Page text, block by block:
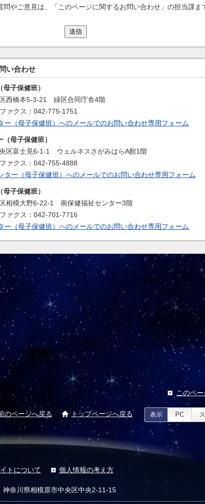
問やご意見は、「このページに関するお問い合わせ」の担当課ま
送信
い合わせ
子保健班）
西橋本5-3-21 緑区合同庁舎4階
ァクス：042-775-1751
ー（母子保健班）へのメールでのお問い合わせ専用フォーム
母子保健班）
区富士見6-1-1 ウェルネスさがみはらA館1階
ァクス：042-755-4888
ター（母子保健班）へのメールでのお問い合わせ専用フォーム
子保健班）
相模大野6-22-1 南保健福祉センター3階
ァクス：042-701-7716
ー（母子保健班）へのメールでのお問い合わせ専用フォーム
このペ
のページへ戻る トップページへ戻る 表示 PC
トについて 個人情報の考え方
奈川県相模原市中央区中央2-11-15